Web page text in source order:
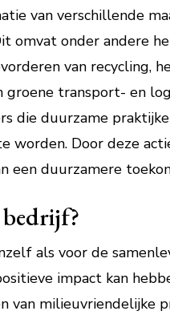
van verschillende
omvat onder andere
van recycling,
transport- en
die duurzame
worden. Door deze
een duurzamere
als voor de
impact kan
milieuvriendelijke